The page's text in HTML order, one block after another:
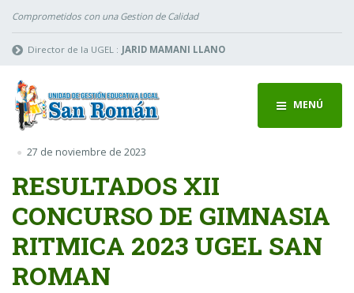
Comprometidos con una Gestion de Calidad
Director de la UGEL : JARID MAMANI LLANO
MENÚ
27 de noviembre de 2023
RESULTADOS XII
CONCURSO DE GIMNASIA
RITMICA 2023 UGEL SAN
ROMAN